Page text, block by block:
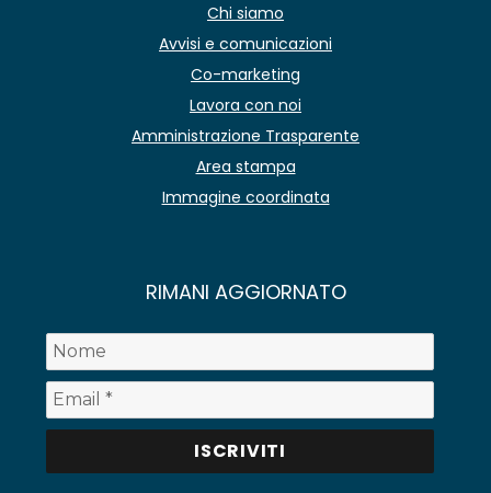
Chi siamo
Avvisi e comunicazioni
Co-marketing
Lavora con noi
Amministrazione Trasparente
Area stampa
Immagine coordinata
RIMANI AGGIORNATO